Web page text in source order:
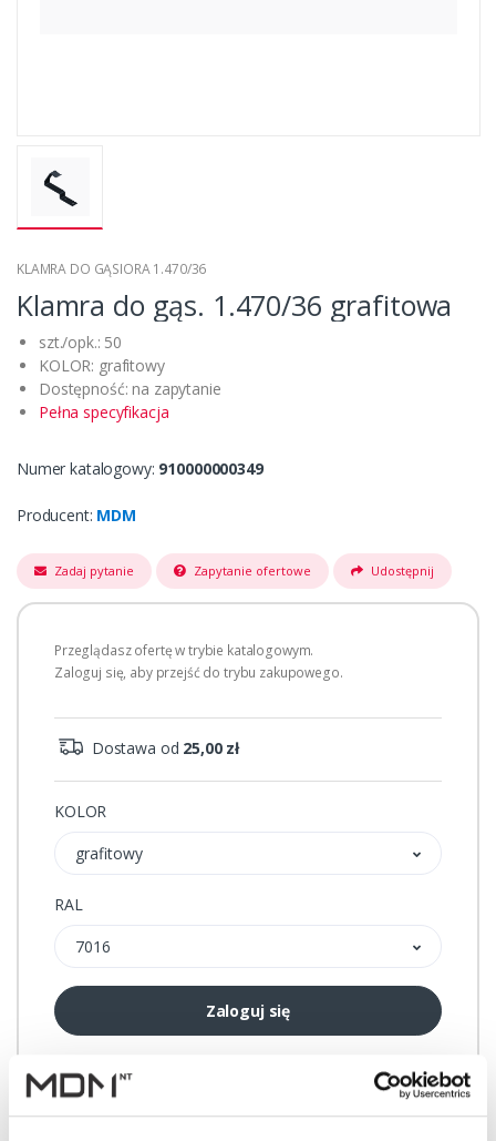
KLAMRA DO GĄSIORA 1.470/36
Klamra do gąs. 1.470/36 grafitowa
szt./opk.: 50
KOLOR: grafitowy
Dostępność: na zapytanie
Pełna specyfikacja
Numer katalogowy: 910000000349
Producent: MDM
Zadaj pytanie Zapytanie ofertowe Udostępnij
Przeglądasz ofertę w trybie katalogowym.
Zaloguj się, aby przejść do trybu zakupowego.
Dostawa od 25,00 zł
KOLOR
grafitowy
RAL
7016
Zaloguj się